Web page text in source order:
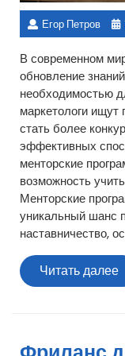
Егор Петров
В современном
обновление
необходимостью
маркетологи ищут
стать более
эффективных
менторские
возможность
Менторские
уникальный шанс
наставничество,
Читать далее